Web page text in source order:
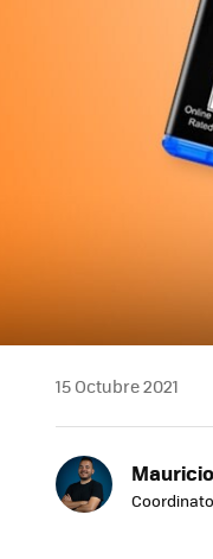
15 Octubre 2021